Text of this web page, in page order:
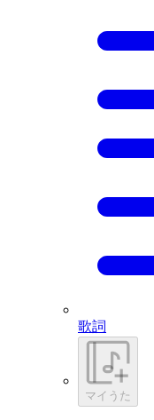
歌詞
マイうた